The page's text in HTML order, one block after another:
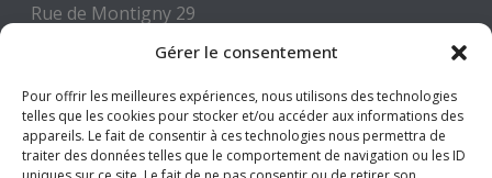
Gérer le consentement
Pour offrir les meilleures expériences, nous utilisons des technologies
telles que les cookies pour stocker et/ou accéder aux informations des
appareils. Le fait de consentir à ces technologies nous permettra de
traiter des données telles que le comportement de navigation ou les ID
Rue de Montigny 29
6000 CHARLEROI
Tél: +32 71 300 300
Mail: info@espace-environnement.be
TVA BE 0416.116.340